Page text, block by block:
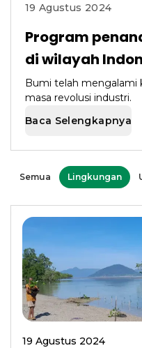
19 Agustus 2024
Program
di wilayah
Bumi telah mengalami
masa revolusi industri.
Baca Selengkapnya
Semua Lingkungan
19 Agustus 2024